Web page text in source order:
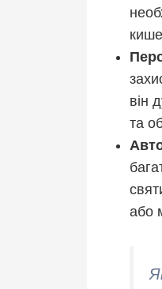
він
та
або